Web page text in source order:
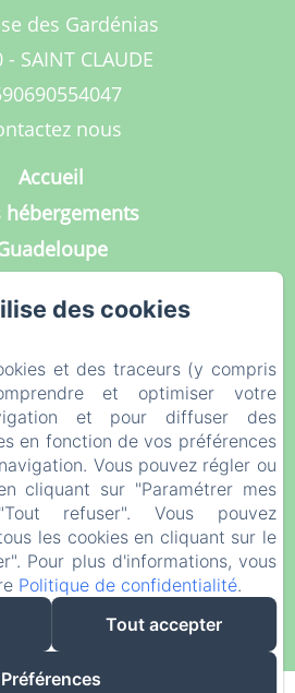
des Gardénias
- SAINT CLAUDE
nous
Accueil
hébergements
Photos
Contact
Notre Blog
légales
de confidentialité
légales
sur les cookies
NL
par Amenitiz
index: Loading chunk 93
des cookies
et des traceurs (y compris
et optimiser votre
et pour diffuser des
en fonction de vos préférences
Vous pouvez régler ou
cliquant sur "Paramétrer mes
refuser". Vous pouvez
les cookies en cliquant sur le
Pour plus d'informations, vous
Politique de confidentialité.
Tout accepter
Préférences